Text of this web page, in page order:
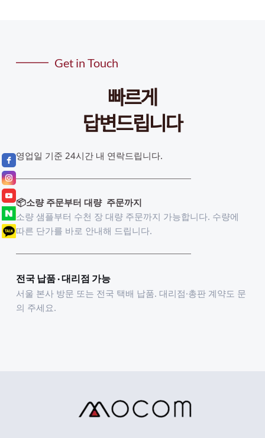
Get in Touch
빠르게
답변드립니다
영업일 기준 24시간 내 연락드립니다.
📦소량 주문부터 대량  주문까지
소량 샘플부터 수천 장 대량 주문까지 가능합니다. 수량에
따른 단가를 바로 안내해 드립니다.
전국 납품 · 대리점 가능
서울 본사 방문 또는 전국 택배 납품. 대리점·총판 계약도 문
의 주세요.